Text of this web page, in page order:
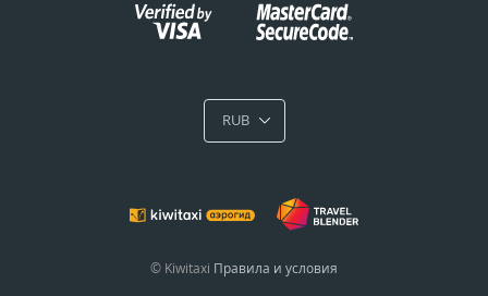
RUB
© Kiwitaxi Правила и условия